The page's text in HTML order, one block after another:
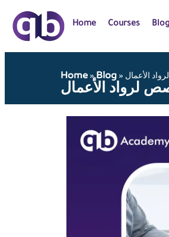
Home Courses Blog
Home »Blog » الأعمال
لرواد الأعمال